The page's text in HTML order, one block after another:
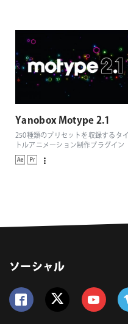
Yanobox Motype 2.1
250種類のプリセットを収録するタイ
トルアニメーション制作プラグイン
ソーシャル